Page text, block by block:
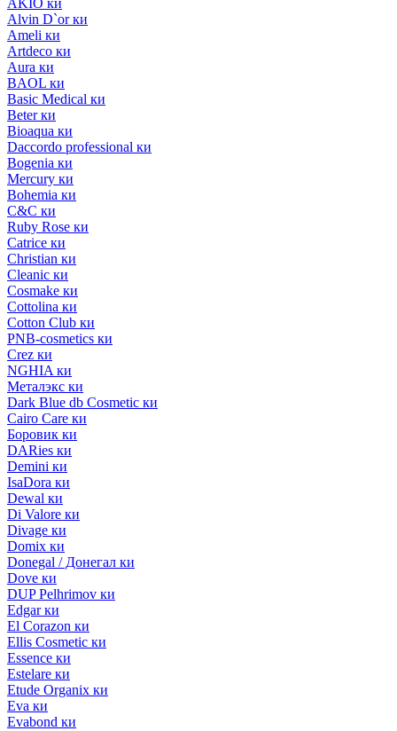
AKIO ки
Alvin D`or ки
Ameli ки
Artdeco ки
Aura ки
BAOL ки
Basic Medical ки
Beter ки
Bioaqua ки
Daccordo professional ки
Bogenia ки
Mercury ки
Bohemia ки
C&C ки
Ruby Rose ки
Catrice ки
Christian ки
Cleanic ки
Cosmake ки
Cottolina ки
Cotton Club ки
PNB-cosmetics ки
Crez ки
NGHIA ки
Металэкс ки
Dark Blue db Cosmetic ки
Cairo Care ки
Боровик ки
DARies ки
Demini ки
IsaDora ки
Dewal ки
Di Valore ки
Divage ки
Domix ки
Donegal / Донегал ки
Dove ки
DUP Pelhrimov ки
Edgar ки
El Corazon ки
Ellis Cosmetic ки
Essence ки
Estelare ки
Etude Organix ки
Eva ки
Evabond ки